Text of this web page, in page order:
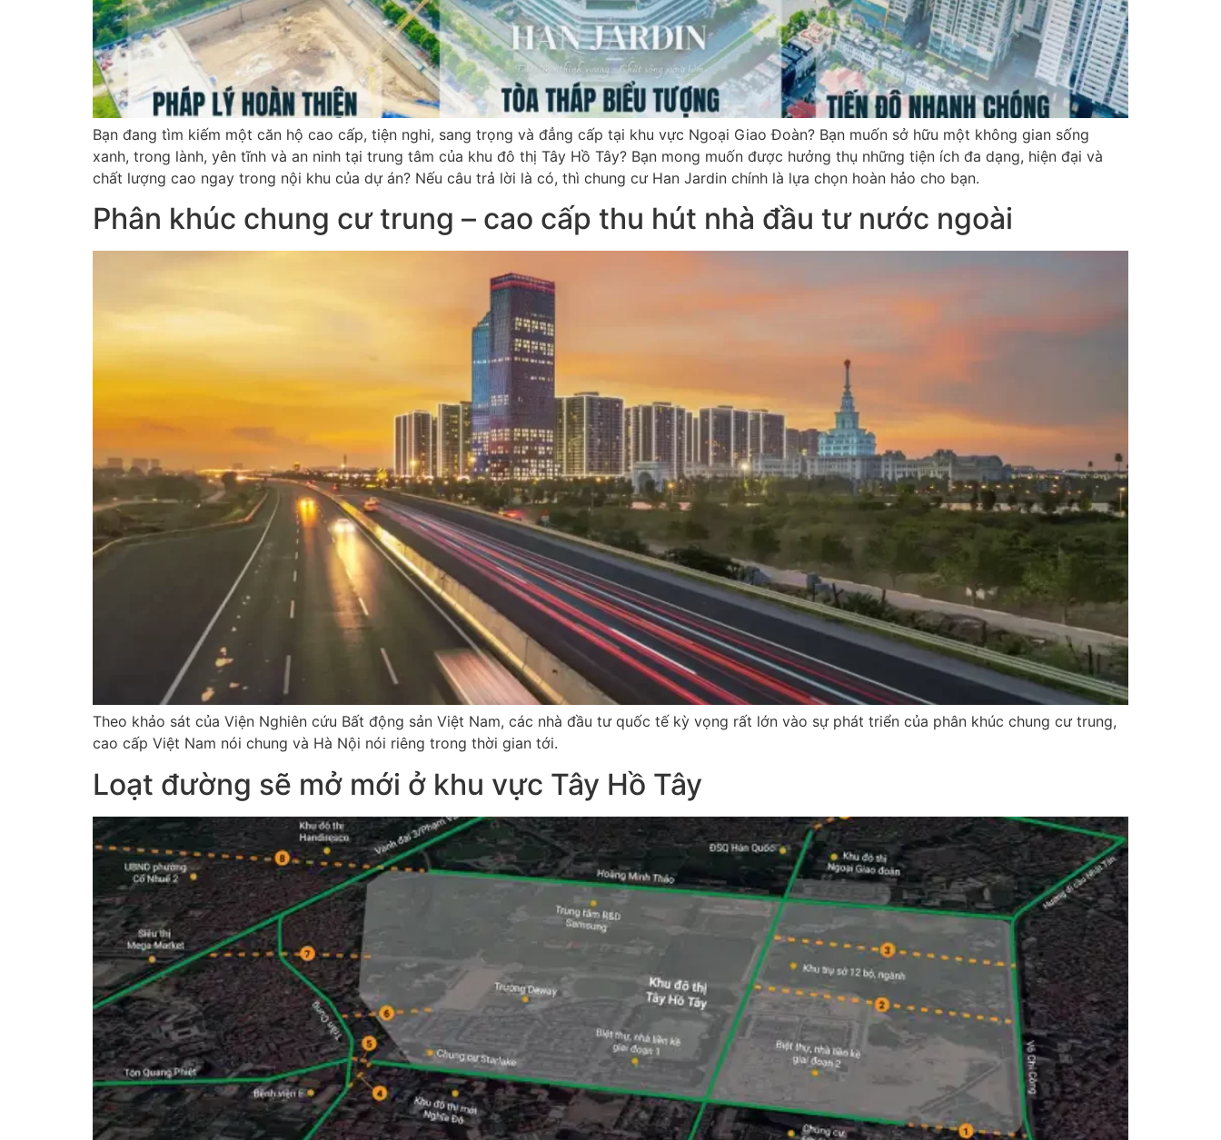
Bạn đang tìm kiếm một căn hộ cao cấp, tiện nghi, sang trọng và đẳng cấp tại khu vực Ngoại Giao Đoàn? Bạn muốn sở hữu một không gian sống
xanh, trong lành, yên tĩnh và an ninh tại trung tâm của khu đô thị Tây Hồ Tây? Bạn mong muốn được hưởng thụ những tiện ích đa dạng, hiện đại và
chất lượng cao ngay trong nội khu của dự án? Nếu câu trả lời là có, thì chung cư Han Jardin chính là lựa chọn hoàn hảo cho bạn.
Phân khúc chung cư trung – cao cấp thu hút nhà đầu tư nước ngoài
Theo khảo sát của Viện Nghiên cứu Bất động sản Việt Nam, các nhà đầu tư quốc tế kỳ vọng rất lớn vào sự phát triển của phân khúc chung cư trung,
cao cấp Việt Nam nói chung và Hà Nội nói riêng trong thời gian tới.
Loạt đường sẽ mở mới ở khu vực Tây Hồ Tây